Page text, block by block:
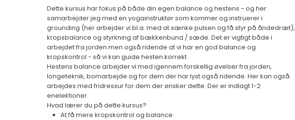
Dette kursus har fokus på både din egen balance og hestens - og her
samarbejder jeg med en yogainstruktør som kommer og instruerer i
grounding (her arbejder vi bl.a. med at sænke pulsen og få styr på åndedræt),
kropsbalance og styrkning af bækkenbund / sæde. Det er vigtigt både i
arbejdet fra jorden men også ridende at vi har en god balance og
kropskontrol - så vi kan guide hesten korrekt.
Hestens balance arbejder vi med igennem forskellig øvelser fra jorden,
longeteknik, bomarbejde og for dem der har lyst også ridende. Her kan også
arbejdes med fridressur for dem der ønsker dette. Der er indlagt 1-2
enelektioner.
Hvad lærer du på dette kursus?
At få mere kropskontrol og balance